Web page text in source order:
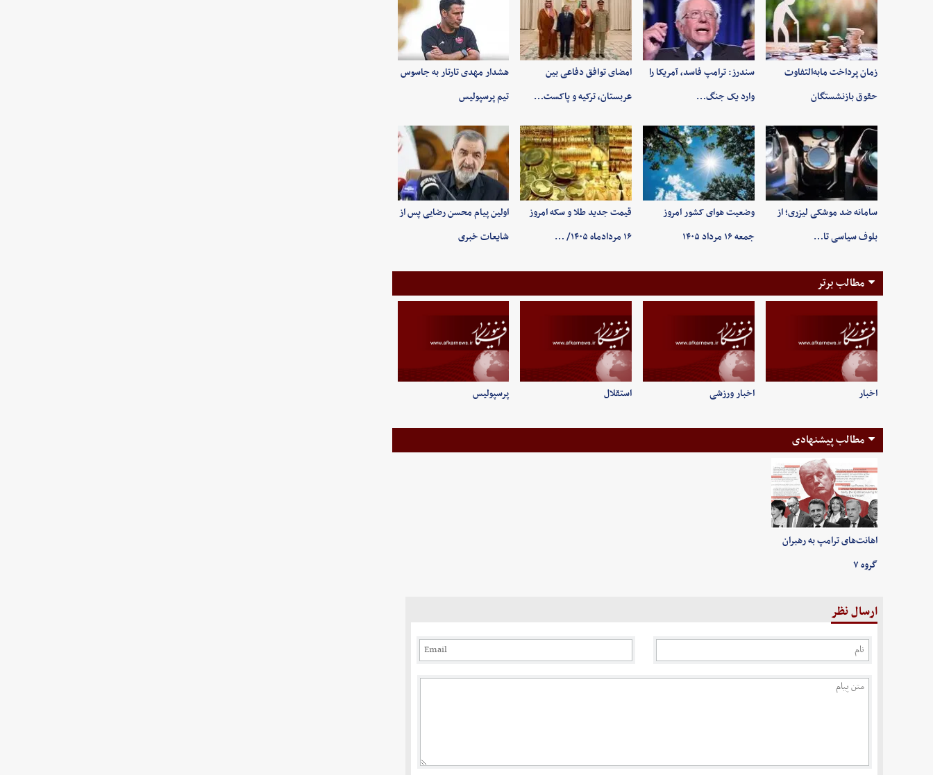
زمان پرداخت مابه‌التفاوت
حقوق بازنشستگان
سندرز: ترامپ فاسد، آمریکا را
وارد یک جنگ…
امضای توافق دفاعی بین
عربستان، ترکیه و پاکست…
هشدار مهدی تارتار به جاسوس
تیم پرسپولیس
سامانه ضد موشکی لیزری؛ از
بلوف سیاسی تا…
وضعیت هوای کشور امروز
جمعه ۱۶ مرداد ۱۴۰۵
قیمت جدید طلا و سکه امروز
۱۶ مردادماه ۱۴۰۵/ …
اولین پیام محسن رضایی پس از
شایعات خبری
مطالب برتر
اخبار اخبار ورزشی استقلال پرسپولیس
مطالب پیشنهادی
اهانت‌های ترامپ به رهبران
گروه ۷
ارسال نظر